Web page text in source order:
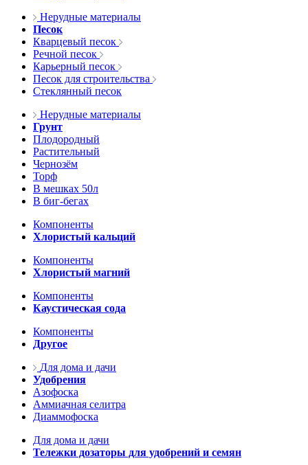
Нерудные материалы
Песок
Кварцевый песок
Речной песок
Карьерный песок
Песок для строительства
Стеклянный песок
Нерудные материалы
Грунт
Плодородный
Растительный
Чернозём
Торф
В мешках 50л
В биг-бегах
Компоненты
Хлористый кальций
Компоненты
Хлористый магний
Компоненты
Каустическая сода
Компоненты
Другое
Для дома и дачи
Удобрения
Азофоска
Аммиачная селитра
Диаммофоска
Для дома и дачи
Тележки дозаторы для удобрений и семян